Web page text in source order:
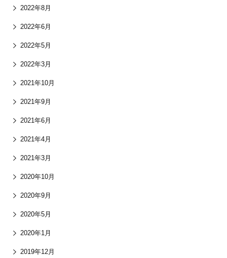
2022年8月
2022年6月
2022年5月
2022年3月
2021年10月
2021年9月
2021年6月
2021年4月
2021年3月
2020年10月
2020年9月
2020年5月
2020年1月
2019年12月